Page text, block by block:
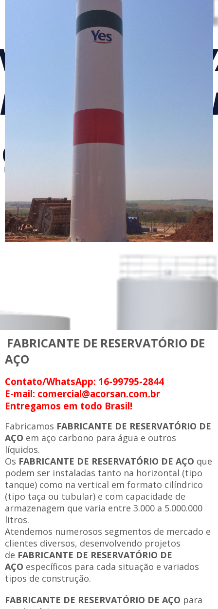
FABRICANTE DE RESERVATÓRIO DE
AÇO
Contato/WhatsApp: 16-99795-2844
E-mail: comercial@acorsan.com.br
Entregamos em todo Brasil!
Fabricamos FABRICANTE DE RESERVATÓRIO DE
AÇO em aço carbono para água e outros
líquidos.
Os FABRICANTE DE RESERVATÓRIO DE AÇO que
podem ser instaladas tanto na horizontal (tipo
tanque) como na vertical em formato cilíndrico
(tipo taça ou tubular) e com capacidade de
armazenagem que varia entre 3.000 a 5.000.000
litros.
Atendemos numerosos segmentos de mercado e
clientes diversos, desenvolvendo projetos
de FABRICANTE DE RESERVATÓRIO DE
AÇO específicos para cada situação e variados
tipos de construção.
FABRICANTE DE RESERVATÓRIO DE AÇO para